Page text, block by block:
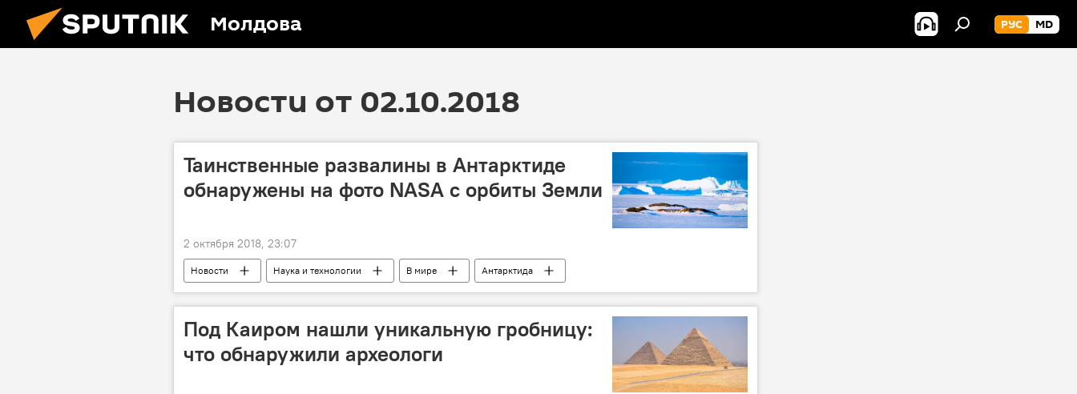
Молдова РУС MD
Новости от 02.10.2018
Таинственные развалины в Антарктиде
обнаружены на фото NASA с орбиты Земли
2 октября 2018, 23:07
Новости Наука и технологии В мире
Антарктида
Google Планета Земля
загадочный феномен
Под Каиром нашли уникальную гробницу:
что обнаружили археологи